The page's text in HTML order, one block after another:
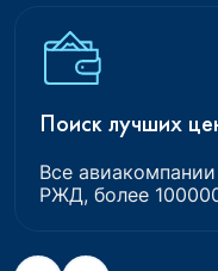
Поиск лучших
Все
РЖД, более